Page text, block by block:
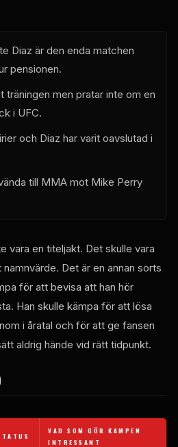
Diaz är den enda matchen
pensionen.
träningen men pratar inte om en
i UFC.
och Diaz har varit oavslutad i
till MMA mot Mike Perry
vara en titeljakt. Det skulle vara
Det är en annan sorts
för att bevisa att han hör
Han skulle kämpa för att lösa
i åratal och för att ge fansen
aldrig hände vid rätt tidpunkt.
VAD SOM GÖR KAMPEN
INTRESSANT